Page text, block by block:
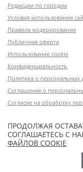
Редакции по городам
Условия использования
Правила модерирования
Публичная оферта
Использование cookie
Конфиденциальность
Политика о персональных
Соглашение о
Согласие на обработку
ПРОДОЛЖАЯ
СОГЛАШАЕТЕСЬ С
ФАЙЛОВ COOKIE